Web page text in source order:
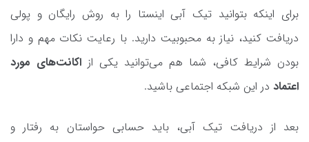
برای اینکه بتوانید تیک آبی اینستا را به روش رایگان و پولی
دریافت کنید، نیاز به محبوبیت دارید. با رعایت نکات مهم و دارا
بودن شرایط کافی، شما هم می‌توانید یکی از اکانت‌های مورد
اعتماد در این شبکه اجتماعی باشید.
بعد از دریافت تیک آبی، باید حسابی حواستان به رفتار و